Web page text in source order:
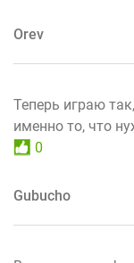
Orev
Теперь играю
именно то, что
0
Gubucho